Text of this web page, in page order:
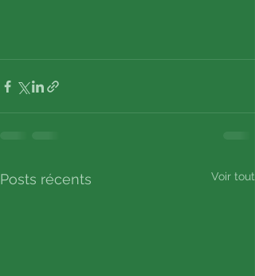
Posts récents Voir tout